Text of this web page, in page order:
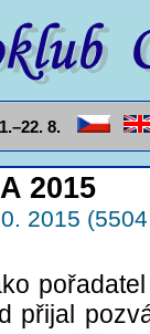
8.
2015
2015
přijal